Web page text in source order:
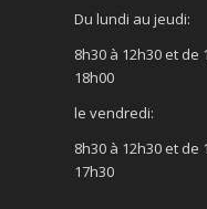
Du lundi au jeudi:
8h30 à 12h30 et de
18h00
le vendredi:
8h30 à 12h30 et de
17h30